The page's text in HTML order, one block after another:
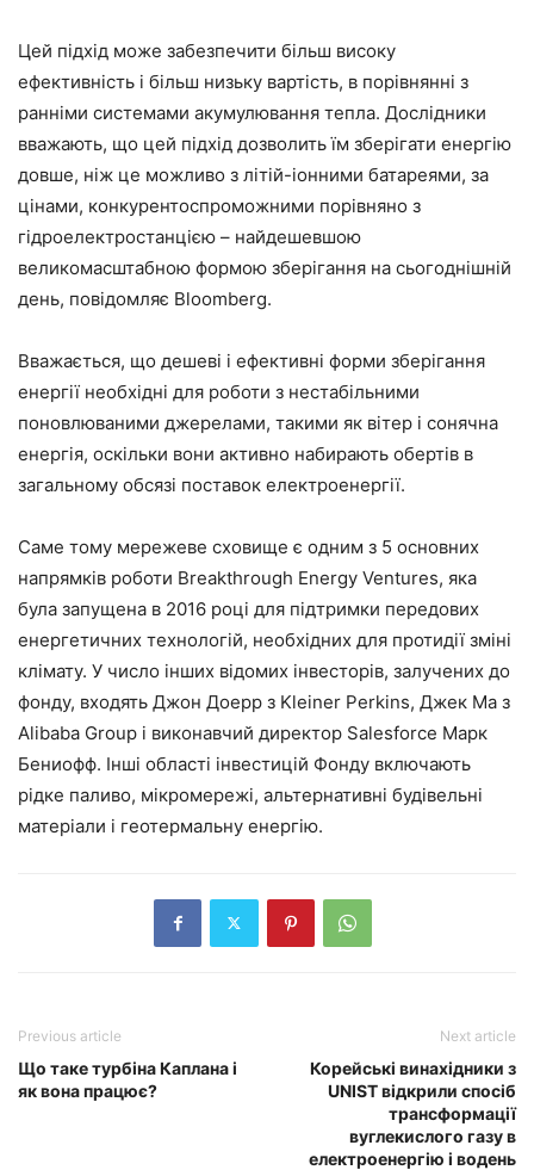
Цей підхід може забезпечити більш високу
ефективність і більш низьку вартість, в порівнянні з
ранніми системами акумулювання тепла. Дослідники
вважають, що цей підхід дозволить їм зберігати енергію
довше, ніж це можливо з літій-іонними батареями, за
цінами, конкурентоспроможними порівняно з
гідроелектростанцією – найдешевшою
великомасштабною формою зберігання на сьогоднішній
день, повідомляє Bloomberg.
Вважається, що дешеві і ефективні форми зберігання
енергії необхідні для роботи з нестабільними
поновлюваними джерелами, такими як вітер і сонячна
енергія, оскільки вони активно набирають обертів в
загальному обсязі поставок електроенергії.
Саме тому мережеве сховище є одним з 5 основних
напрямків роботи Breakthrough Energy Ventures, яка
була запущена в 2016 році для підтримки передових
енергетичних технологій, необхідних для протидії зміні
клімату. У число інших відомих інвесторів, залучених до
фонду, входять Джон Доерр з Kleiner Perkins, Джек Ма з
Alibaba Group і виконавчий директор Salesforce Марк
Бениофф. Інші області інвестицій Фонду включають
рідке паливо, мікромережі, альтернативні будівельні
матеріали і геотермальну енергію.
Previous article
Що таке турбіна Каплана і
як вона працює?
Next article
Корейські винахідники з
UNIST відкрили спосіб
трансформації
вуглекислого газу в
електроенергію і водень